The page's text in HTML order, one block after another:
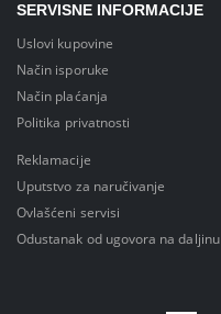
SERVISNE INFORMACIJE
Uslovi kupovine
Način isporuke
Način plaćanja
Politika privatnosti
Reklamacije
Uputstvo za naručivanje
Ovlašćeni servisi
Odustanak od ugovora na daljinu